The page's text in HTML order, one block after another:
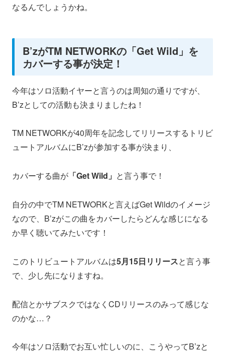
なるんでしょうかね。
B’zがTM NETWORKの「Get Wild」を
カバーする事が決定！
今年はソロ活動イヤーと言うのは周知の通りですが、
B’zとしての活動も決まりましたね！
TM NETWORKが40周年を記念してリリースするトリビ
ュートアルバムにB’zが参加する事が決まり、
カバーする曲が 「Get Wild」 と言う事で！
自分の中でTM NETWORKと言えばGet Wildのイメージ
なので、B’zがこの曲をカバーしたらどんな感じになる
か早く聴いてみたいです！
このトリビュートアルバムは5月15日リリースと言う事
で、少し先になりますね。
配信とかサブスクではなくCDリリースのみって感じな
のかな…？
今年はソロ活動でお互い忙しいのに、こうやってB’zと